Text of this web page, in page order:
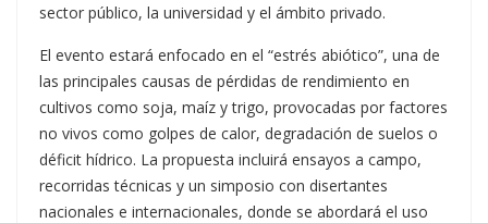
sector público, la universidad y el ámbito privado.
El evento estará enfocado en el “estrés abiótico”, una de
las principales causas de pérdidas de rendimiento en
cultivos como soja, maíz y trigo, provocadas por factores
no vivos como golpes de calor, degradación de suelos o
déficit hídrico. La propuesta incluirá ensayos a campo,
recorridas técnicas y un simposio con disertantes
nacionales e internacionales, donde se abordará el uso